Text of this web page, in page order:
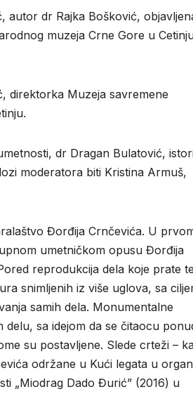
autor dr Rajka Bošković,
muzeja Crne Gore u
direktorka Muzeja savremene
dr Dragan Bulatović,
moderatora biti Kristina Armuš,
Đorđija Crnčevića. U
umetničkom opusu Đorđija
reprodukcija dela koje prate
snimljenih iz više uglova, sa
samih dela. Monumentalne
sa idejom da se čitaocu
su postavljene. Slede crteži –
održane u Kući legata u
„Miodrag Dado Đurić” (2016) u